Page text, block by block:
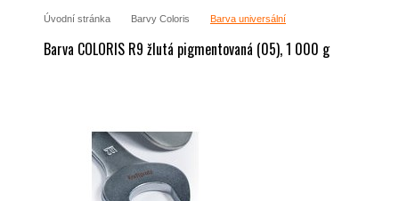
Úvodní stránka Barvy Coloris Barva universální
Barva COLORIS R9 žlutá pigmentovaná (05), 1 000 g